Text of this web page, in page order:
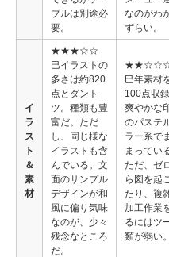
ブルは別途必
要。
なのがわ
ずらい。
イ
ラ
ス
ト
＆
素
材
★★★☆☆
巳イラストの
多さは約820
点とダント
ツ。種類も豊
富だ。ただ
し、同じ様な
イラストも含
んでいる。文
面のサンプル
デザインが和
風に偏り気味
なのが、少々
残念なところ
だ。
巳年素材
100点収録
爽やかな
のパステ
ラー系で
まってい
ただ、ゼ
ら図を起
たり、複
加工作業
るにはツ
類が弱い。